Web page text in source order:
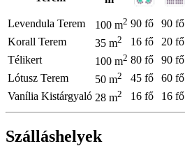
Levendula Terem 100 m2 90 fő 90 fő
Korall Terem
35 m2 16 fő 20 fő
Télikert
100 m2 80 fő 90 fő
Lótusz Terem
50 m2 45 fő 60 fő
Vanília Kistárgyaló 28 m2 16 fő 16 fő
Szálláshelyek